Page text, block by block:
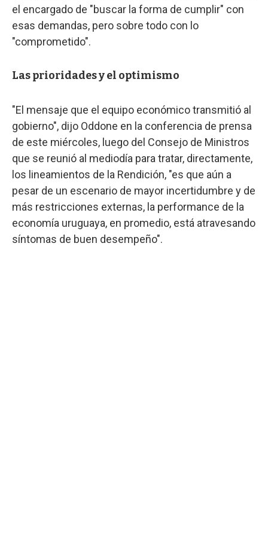
el encargado de "buscar la forma de cumplir" con
esas demandas, pero sobre todo con lo
"comprometido".
Las prioridades y el optimismo
"El mensaje que el equipo económico transmitió al
gobierno", dijo Oddone en la conferencia de prensa
de este miércoles, luego del Consejo de Ministros
que se reunió al mediodía para tratar, directamente,
los lineamientos de la Rendición, "es que aún a
pesar de un escenario de mayor incertidumbre y de
más restricciones externas, la performance de la
economía uruguaya, en promedio, está atravesando
síntomas de buen desempeño".